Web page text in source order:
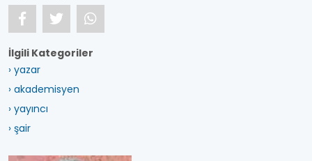
İlgili Kategoriler
› yazar
› akademisyen
› yayıncı
› şair